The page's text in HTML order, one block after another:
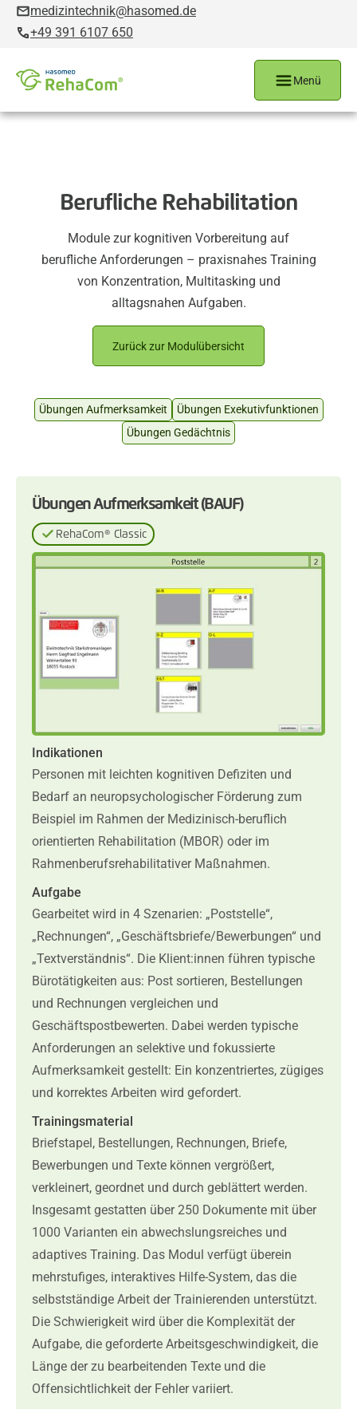
medizintechnik@hasomed.de
+49 391 6107 650
Menü
Berufliche Rehabilitation
Module zur kognitiven Vorbereitung auf
berufliche Anforderungen – praxisnahes Training
von Konzentration, Multitasking und
alltagsnahen Aufgaben.
Zurück zur Modulübersicht
Übungen Aufmerksamkeit
Übungen Exekutivfunktionen
Übungen Gedächtnis
Übungen Aufmerksamkeit (BAUF)
RehaCom® Classic
Indikationen
Personen mit leichten kognitiven Defiziten und
Bedarf an neuropsychologischer Förderung zum
Beispiel im Rahmen der Medizinisch-beruflich
orientierten Rehabilitation (MBOR) oder im
Rahmenberufsrehabilitativer Maßnahmen.
Aufgabe
Gearbeitet wird in 4 Szenarien: „Poststelle“,
„Rechnungen“, „Geschäftsbriefe/Bewerbungen“ und
„Textverständnis“. Die Klient:innen führen typische
Bürotätigkeiten aus: Post sortieren, Bestellungen
und Rechnungen vergleichen und
Geschäftspostbewerten. Dabei werden typische
Anforderungen an selektive und fokussierte
Aufmerksamkeit gestellt: Ein konzentriertes, zügiges
und korrektes Arbeiten wird gefordert.
Trainingsmaterial
Briefstapel, Bestellungen, Rechnungen, Briefe,
Bewerbungen und Texte können vergrößert,
verkleinert, geordnet und durch geblättert werden.
Insgesamt gestatten über 250 Dokumente mit über
1000 Varianten ein abwechslungsreiches und
adaptives Training. Das Modul verfügt überein
mehrstufiges, interaktives Hilfe-System, das die
selbstständige Arbeit der Trainierenden unterstützt.
Die Schwierigkeit wird über die Komplexität der
Aufgabe, die geforderte Arbeitsgeschwindigkeit, die
Länge der zu bearbeitenden Texte und die
Offensichtlichkeit der Fehler variiert.